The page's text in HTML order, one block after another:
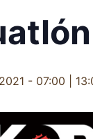
- 07:00